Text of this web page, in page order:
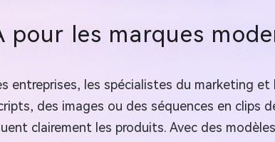
les marques
entreprises, les spécialistes du marketing et
des images ou des séquences en clips
clairement les produits. Avec des